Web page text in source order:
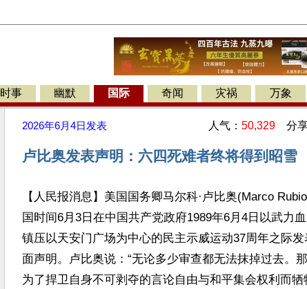
时事 幽默 国际 奇闻 灾祸 万象
2026年6月4日 发表 人气： 50,329 分享
卢比奥发表声明：六四死难者终将得到昭雪
【人民报消息】美国国务卿马尔科·卢比奥(Marco
国时间6月3日在中国共产党政府1989年6月4日以武力
镇压以天安门广场为中心的民主示威运动37周年之际发
面声明。卢比奥说：“无论多少审查都无法抹掉过去。
为了捍卫自身不可剥夺的言论自由与和平集会权利而牺